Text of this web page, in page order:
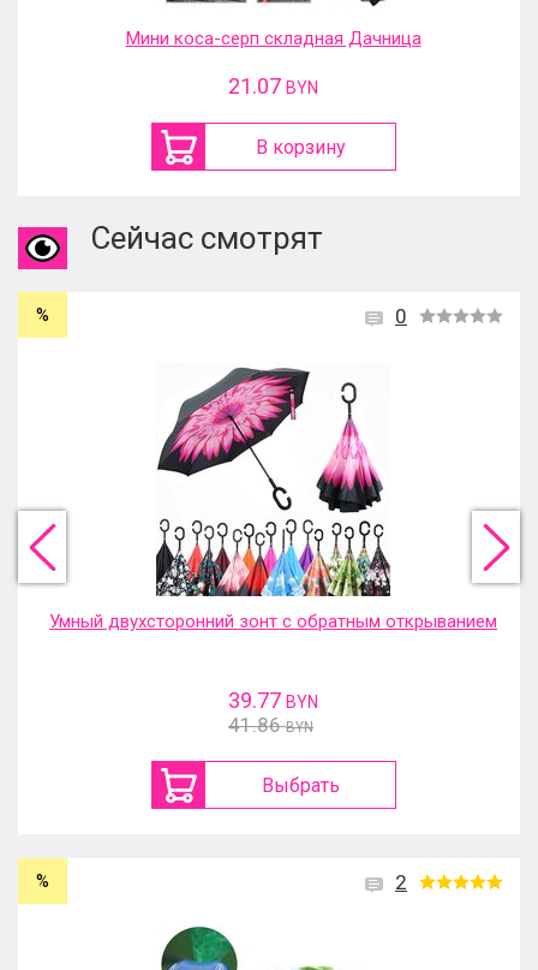
Мини коса-серп складная Дачница
21.07 BYN
В корзину
Сейчас смотрят
0
%
Умный двухсторонний зонт с обратным открыванием
39.77 BYN
41.86 BYN
Выбрать
2
%